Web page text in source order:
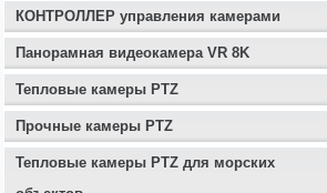
КОНТРОЛЛЕР управления камерами
Панорамная видеокамера VR 8K
Тепловые камеры PTZ
Прочные камеры PTZ
Тепловые камеры PTZ для морских